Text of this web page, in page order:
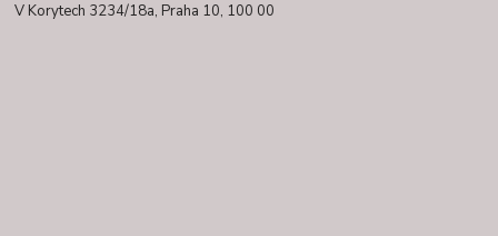
V Korytech 3234/18a, Praha 10, 100 00